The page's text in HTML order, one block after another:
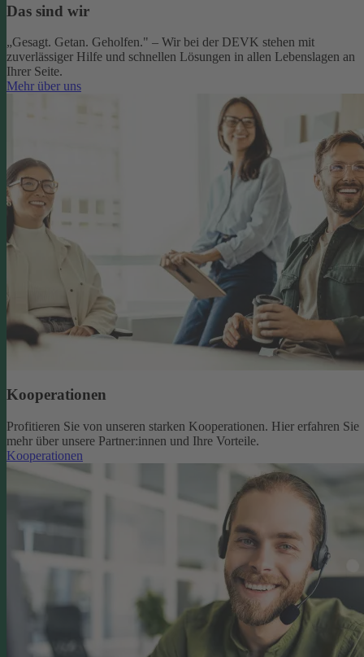
Das sind wir
„Gesagt. Getan. Geholfen." – Wir bei der DEVK stehen mit
zuverlässiger Hilfe und schnellen Lösungen in allen Lebenslagen an
Ihrer Seite.
Mehr über uns
Kooperationen
Profitieren Sie von unseren starken Kooperationen. Hier erfahren Sie
mehr über unsere Partner:innen und Ihre Vorteile.
Kooperationen